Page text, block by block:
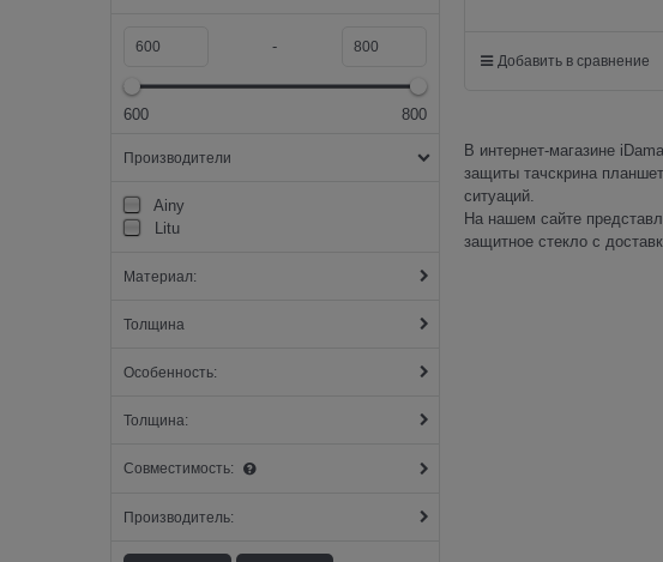
-
600 800
Производители
Ainy
Litu
Материал:
Толщина
Особенность:
Толщина:
Совместимость:
Производитель:
Добавить в сравнение
В интернет-магазине
защиты тачскрина
ситуаций.
На нашем сайте
защитное стекло с